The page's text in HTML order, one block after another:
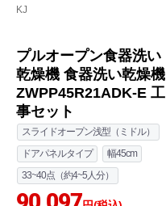
KJ
プルオープン食器洗い
乾燥機 食器洗い乾燥機
ZWPP45R21ADK-E 工
事セット
スライドオープン浅型（ミドル）
ドアパネルタイプ
幅45cm
33~40点（約4~5人分）